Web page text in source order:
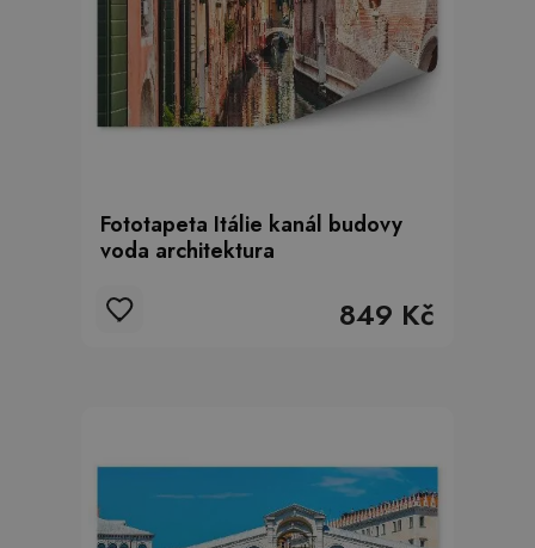
Fototapeta Itálie kanál budovy
voda architektura
849 Kč